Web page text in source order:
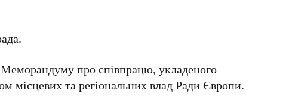
про співпрацю, укладеного
місцевих та регіональних влад Ради Європи.